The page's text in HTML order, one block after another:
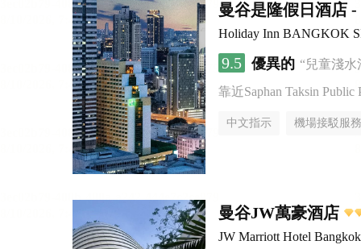
曼谷是隆假日酒店
Holiday Inn BANGKOK
9.5 優異的 “兒童淺
靠近Saphan Taksin Public
中文指示 機場接駁服務
曼谷JW萬豪酒店
JW Marriott Hotel Bangkok